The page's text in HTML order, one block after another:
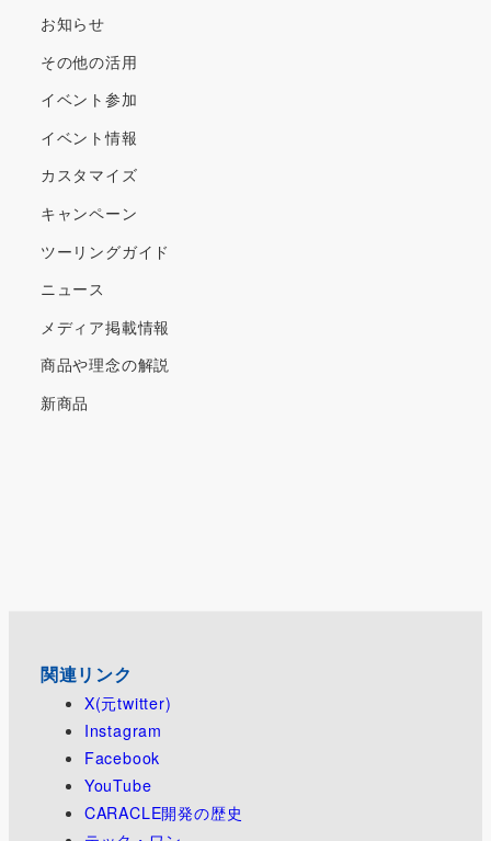
お知らせ
その他の活用
イベント参加
イベント情報
カスタマイズ
キャンペーン
ツーリングガイド
ニュース
メディア掲載情報
商品や理念の解説
新商品
関連リンク
X(元twitter)
Instagram
Facebook
YouTube
CARACLE開発の歴史